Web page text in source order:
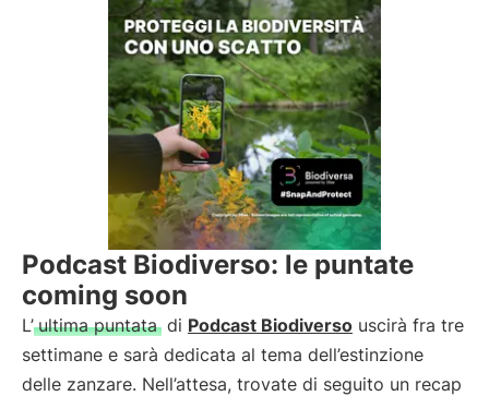
Podcast Biodiverso: le puntate
coming soon
L’ ultima puntata di Podcast Biodiverso uscirà fra tre
settimane e sarà dedicata al tema dell’estinzione
delle zanzare. Nell’attesa, trovate di seguito un recap